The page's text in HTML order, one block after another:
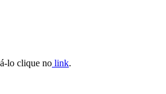
lo clique no link.